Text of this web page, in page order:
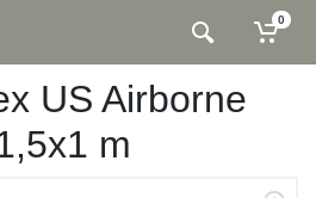
0
US Airborne
m